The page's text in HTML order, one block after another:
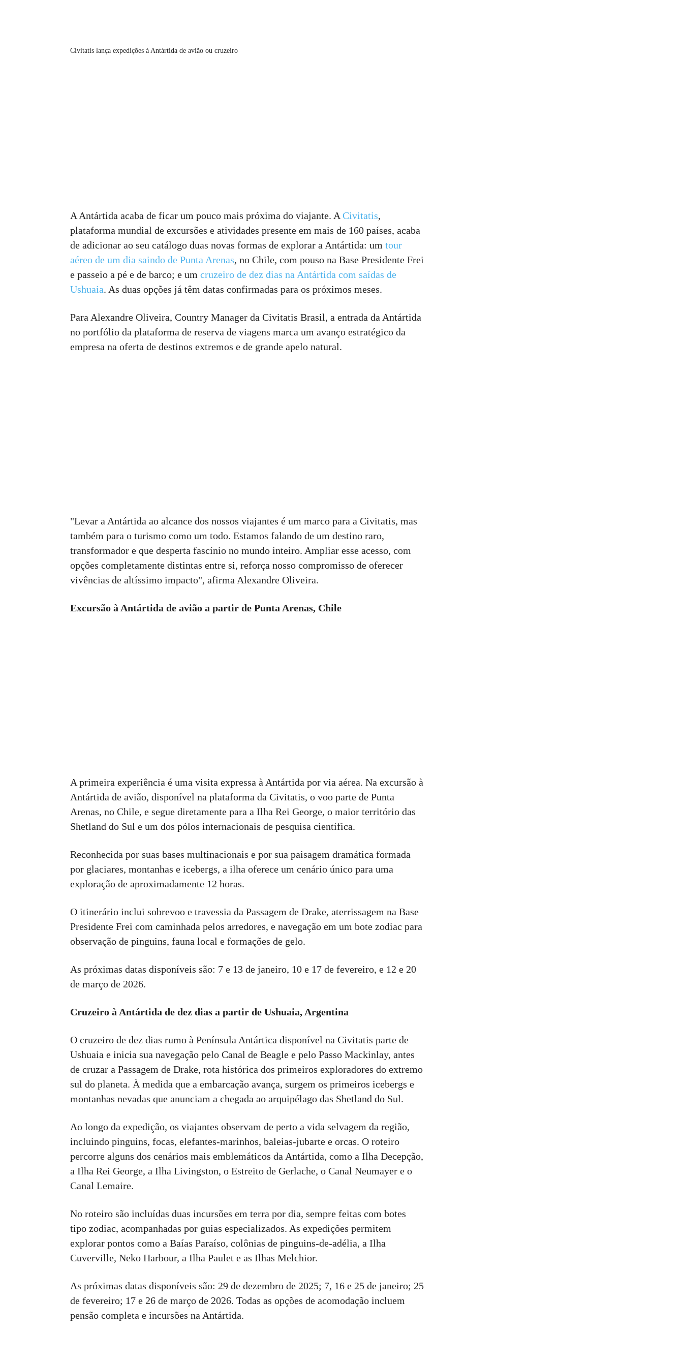
Civitatis lança expedições à Antártida de avião ou cruzeiro
A Antártida acaba de ficar um pouco mais próxima do viajante. A Civitatis,
plataforma mundial de excursões e atividades presente em mais de 160 países, acaba
de adicionar ao seu catálogo duas novas formas de explorar a Antártida: um tour
aéreo de um dia saindo de Punta Arenas, no Chile, com pouso na Base Presidente Frei
e passeio a pé e de barco; e um cruzeiro de dez dias na Antártida com saídas de
Ushuaia. As duas opções já têm datas confirmadas para os próximos meses.
Para Alexandre Oliveira, Country Manager da Civitatis Brasil, a entrada da Antártida
no portfólio da plataforma de reserva de viagens marca um avanço estratégico da
empresa na oferta de destinos extremos e de grande apelo natural.
"Levar a Antártida ao alcance dos nossos viajantes é um marco para a Civitatis, mas
também para o turismo como um todo. Estamos falando de um destino raro,
transformador e que desperta fascínio no mundo inteiro. Ampliar esse acesso, com
opções completamente distintas entre si, reforça nosso compromisso de oferecer
vivências de altíssimo impacto", afirma Alexandre Oliveira.
Excursão à Antártida de avião a partir de Punta Arenas, Chile
A primeira experiência é uma visita expressa à Antártida por via aérea. Na excursão à
Antártida de avião, disponível na plataforma da Civitatis, o voo parte de Punta
Arenas, no Chile, e segue diretamente para a Ilha Rei George, o maior território das
Shetland do Sul e um dos pólos internacionais de pesquisa científica.
Reconhecida por suas bases multinacionais e por sua paisagem dramática formada
por glaciares, montanhas e icebergs, a ilha oferece um cenário único para uma
exploração de aproximadamente 12 horas.
O itinerário inclui sobrevoo e travessia da Passagem de Drake, aterrissagem na Base
Presidente Frei com caminhada pelos arredores, e navegação em um bote zodiac para
observação de pinguins, fauna local e formações de gelo.
As próximas datas disponíveis são: 7 e 13 de janeiro, 10 e 17 de fevereiro, e 12 e 20
de março de 2026.
Cruzeiro à Antártida de dez dias a partir de Ushuaia, Argentina
O cruzeiro de dez dias rumo à Península Antártica disponível na Civitatis parte de
Ushuaia e inicia sua navegação pelo Canal de Beagle e pelo Passo Mackinlay, antes
de cruzar a Passagem de Drake, rota histórica dos primeiros exploradores do extremo
sul do planeta. À medida que a embarcação avança, surgem os primeiros icebergs e
montanhas nevadas que anunciam a chegada ao arquipélago das Shetland do Sul.
Ao longo da expedição, os viajantes observam de perto a vida selvagem da região,
incluindo pinguins, focas, elefantes-marinhos, baleias-jubarte e orcas. O roteiro
percorre alguns dos cenários mais emblemáticos da Antártida, como a Ilha Decepção,
a Ilha Rei George, a Ilha Livingston, o Estreito de Gerlache, o Canal Neumayer e o
Canal Lemaire.
No roteiro são incluídas duas incursões em terra por dia, sempre feitas com botes
tipo zodiac, acompanhadas por guias especializados. As expedições permitem
explorar pontos como a Baías Paraíso, colônias de pinguins-de-adélia, a Ilha
Cuverville, Neko Harbour, a Ilha Paulet e as Ilhas Melchior.
As próximas datas disponíveis são: 29 de dezembro de 2025; 7, 16 e 25 de janeiro; 25
de fevereiro; 17 e 26 de março de 2026. Todas as opções de acomodação incluem
pensão completa e incursões na Antártida.